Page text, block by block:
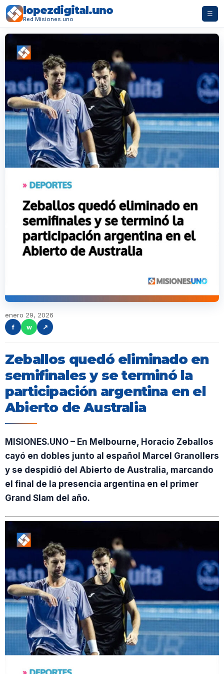
lopezdigital.uno
Red Misiones.uno
☰
enero 29, 2026
f
w ↗
Zeballos quedó eliminado en
semifinales y se terminó la
participación argentina en el
Abierto de Australia
MISIONES.UNO – En Melbourne, Horacio Zeballos
cayó en dobles junto al español Marcel Granollers
y se despidió del Abierto de Australia, marcando
el final de la presencia argentina en el primer
Grand Slam del año.